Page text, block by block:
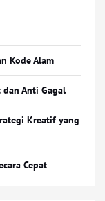
Kode Alam
dan Anti Gagal
Kreatif yang
Cepat